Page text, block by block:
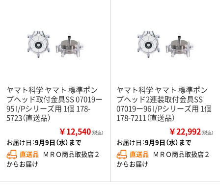
ヤマト科学 ヤマト 標準ポン
プヘッド取付金具SS 07019ー
95 I/Pシリーズ用 1個 178-
5723（直送品）
￥12,540（税込）
お届け日：9月9日（水）まで
直送品 ＭＲＯ商品取扱店２
からお届け
ヤマト科学 ヤマト 標準ポン
プヘッド2連装取付金具SS
07019ー96 I/Pシリーズ用 1個
178-7211（直送品）
￥22,992（税込）
お届け日：9月9日（水）まで
直送品 ＭＲＯ商品取扱店２
からお届け